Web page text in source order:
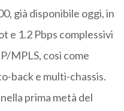
già disponibile oggi, in
e 1.2 Pbps complessivi
MPLS, così come
back e multi-chassis.
prima metà del